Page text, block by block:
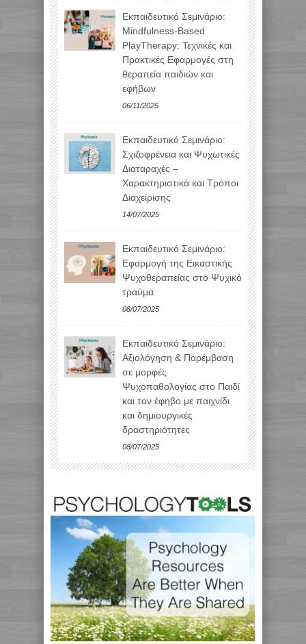
Εκπαιδευτικό Σεμινάριο:
Mindfulness-Based
PlayTherapy: Τεχνικές και
Πρακτικές Εφαρμογές στη
θεραπεία παιδιών και
εφήβων
06/11/2025
Εκπαιδευτικό Σεμινάριο:
Σχιζοφρένεια και Ψυχωτικές
Διαταραχές –
Χαρακτηριστικά και Τρόποι
Διαχείρισης
14/07/2025
Εκπαιδευτικό Σεμινάριο:
Εφαρμογή της Εικαστικής
Ψυχοθεραπείας στο Ψυχικό
τραύμα
08/07/2025
Εκπαιδευτικό Σεμινάριο:
Αξιολόγηση & Παρέμβαση
σε μορφές
Ψυχοπαθολογίας στο Παιδί
και τον έφηβο με παιχνίδι
και δημιουργικές
δραστηριότητες
08/07/2025